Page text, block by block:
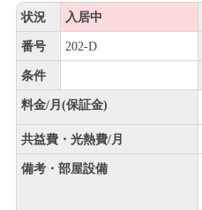
状況 入居中
番号 202-D
条件
料金/月(保証金)
共益費・光熱費/月
備考・部屋設備